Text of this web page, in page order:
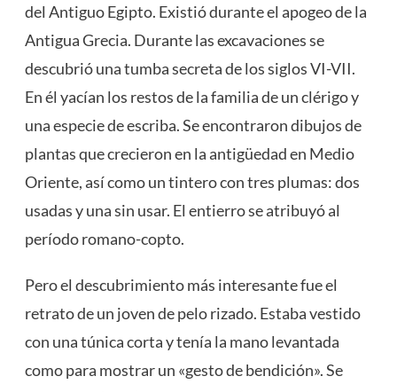
del Antiguo Egipto. Existió durante el apogeo de la
Antigua Grecia. Durante las excavaciones se
descubrió una tumba secreta de los siglos VI-VII.
En él yacían los restos de la familia de un clérigo y
una especie de escriba. Se encontraron dibujos de
plantas que crecieron en la antigüedad en Medio
Oriente, así como un tintero con tres plumas: dos
usadas y una sin usar. El entierro se atribuyó al
período romano-copto.
Pero el descubrimiento más interesante fue el
retrato de un joven de pelo rizado. Estaba vestido
con una túnica corta y tenía la mano levantada
como para mostrar un «gesto de bendición». Se